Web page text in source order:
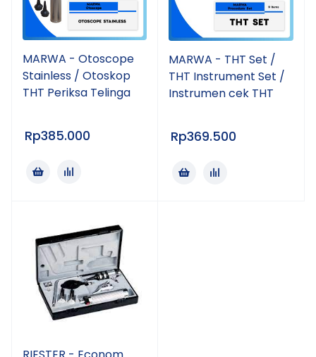
MARWA - Otoscope
Stainless / Otoskop
THT Periksa Telinga
Rp385.000
MARWA - THT Set /
THT Instrument Set /
Instrumen cek THT
Rp369.500